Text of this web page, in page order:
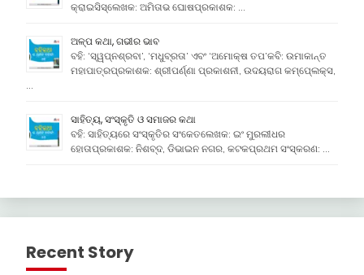
କ୍ରାଇସିସ୍ଲେଖକ: ଅମିତାଭ ଘୋଷପ୍ରକାଶକ: …
ଅଳ୍ପ କଥା, ଗଭୀର ଭାବ
ବହି: ‘ସ୍ୱପ୍ନଶ୍ରବା’, ‘ମଧୁବ୍ରତା’ ଏବଂ ‘ଅମୋକ୍ଷ ତପ’କବି: ଉମାକାନ୍ତ
ମହାପାତ୍ରପ୍ରକାଶକ: ଶ୍ରୀପର୍ଣ୍ଣା ପ୍ରକାଶନୀ, ଉଦୟରାଗ କମ୍ପେ୍ଲକ୍ସ,
…
ସାହିତ୍ୟ, ସଂସ୍କୃତି ଓ ସମାଜର କଥା
ବହି: ସାହିତ୍ୟରେ ସଂସ୍କୃତିର ସଂକେତଲେଖକ: ଇଂ ମୁରଲୀଧର
ହୋତାପ୍ରକାଶକ: ନିଶବ୍ଦ, ଡିଭାଇନ ନଗର, କଟକପ୍ରଥମ ସଂସ୍କରଣ: …
Recent Story